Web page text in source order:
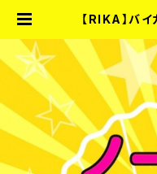
【RIKA】